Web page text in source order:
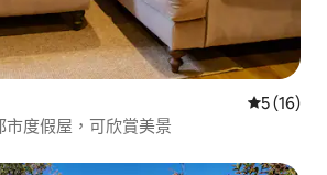
從 16 則
5 (16)
市度假屋，可欣賞美景